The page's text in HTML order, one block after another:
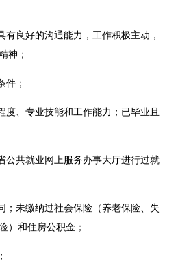
有良好的沟通能力，工作积极主动，
神；
件；
度、专业技能和工作能力；已毕业且
公共就业网上服务办事大厅进行过就
；未缴纳过社会保险（养老保险、失
）和住房公积金；